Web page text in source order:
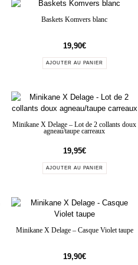
Baskets Komvers blanc
19,90€
AJOUTER AU PANIER
Minikane X Delage – Lot de 2 collants doux
agneau/taupe carreaux
19,95€
AJOUTER AU PANIER
Minikane X Delage – Casque Violet taupe
19,90€